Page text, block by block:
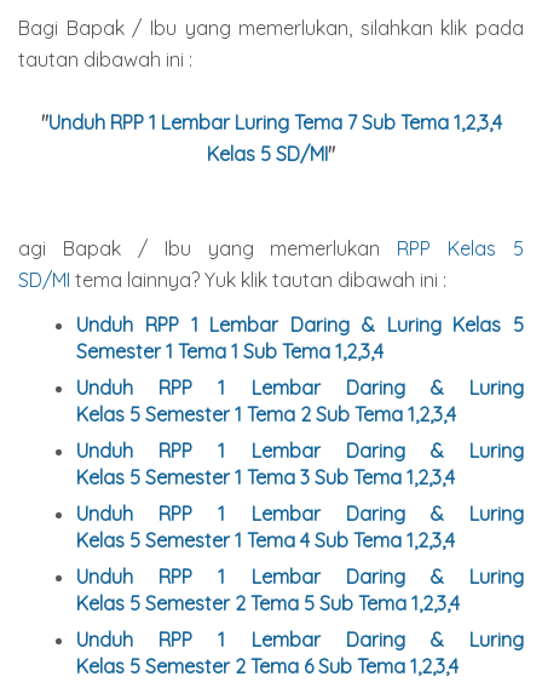
Bagi Bapak / Ibu yang memerlukan, silahkan klik pada
tautan dibawah ini :
"Unduh RPP 1 Lembar Luring Tema 7 Sub Tema 1,2,3,4
Kelas 5 SD/MI"
agi Bapak / Ibu yang memerlukan RPP Kelas 5
SD/MI tema lainnya? Yuk klik tautan dibawah ini :
Unduh RPP 1 Lembar Daring & Luring Kelas 5
Semester 1 Tema 1 Sub Tema 1,2,3,4
Unduh RPP 1 Lembar Daring & Luring
Kelas 5 Semester 1 Tema 2 Sub Tema 1,2,3,4
Unduh RPP 1 Lembar Daring & Luring
Kelas 5 Semester 1 Tema 3 Sub Tema 1,2,3,4
Unduh RPP 1 Lembar Daring & Luring
Kelas 5 Semester 1 Tema 4 Sub Tema 1,2,3,4
Unduh RPP 1 Lembar Daring & Luring
Kelas 5 Semester 2 Tema 5 Sub Tema 1,2,3,4
Unduh RPP 1 Lembar Daring & Luring
Kelas 5 Semester 2 Tema 6 Sub Tema 1,2,3,4